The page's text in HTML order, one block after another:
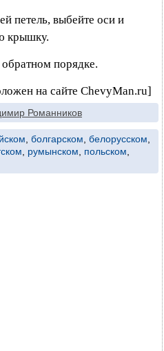
петель, выбейте оси и
крышку.
порядке.
на сайте ChevyMan.ru]
Романников
болгарском белорусском
румынском польском